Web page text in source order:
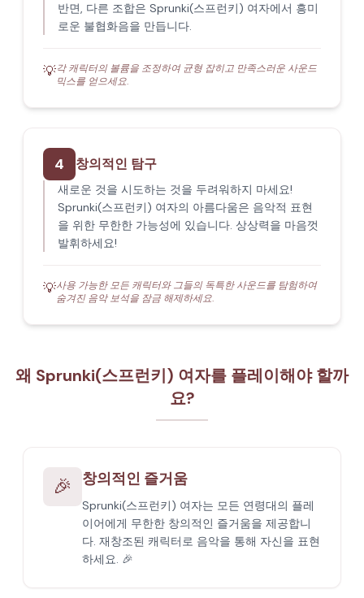
반면, 다른 조합은 Sprunki(스프런키) 여자에서 흥미
로운 불협화음을 만듭니다.
💡각 캐릭터의 볼륨을 조정하여 균형 잡히고 만족스러운 사운드
믹스를 얻으세요.
4 창의적인 탐구
새로운 것을 시도하는 것을 두려워하지 마세요!
Sprunki(스프런키) 여자의 아름다움은 음악적 표현
을 위한 무한한 가능성에 있습니다. 상상력을 마음껏
발휘하세요!
💡사용 가능한 모든 캐릭터와 그들의 독특한 사운드를 탐험하여
숨겨진 음악 보석을 잠금 해제하세요.
왜 Sprunki(스프런키) 여자를 플레이해야 할까
요?
🎉 창의적인 즐거움
Sprunki(스프런키) 여자는 모든 연령대의 플레
이어에게 무한한 창의적인 즐거움을 제공합니
다. 재창조된 캐릭터로 음악을 통해 자신을 표현
하세요. 🎉